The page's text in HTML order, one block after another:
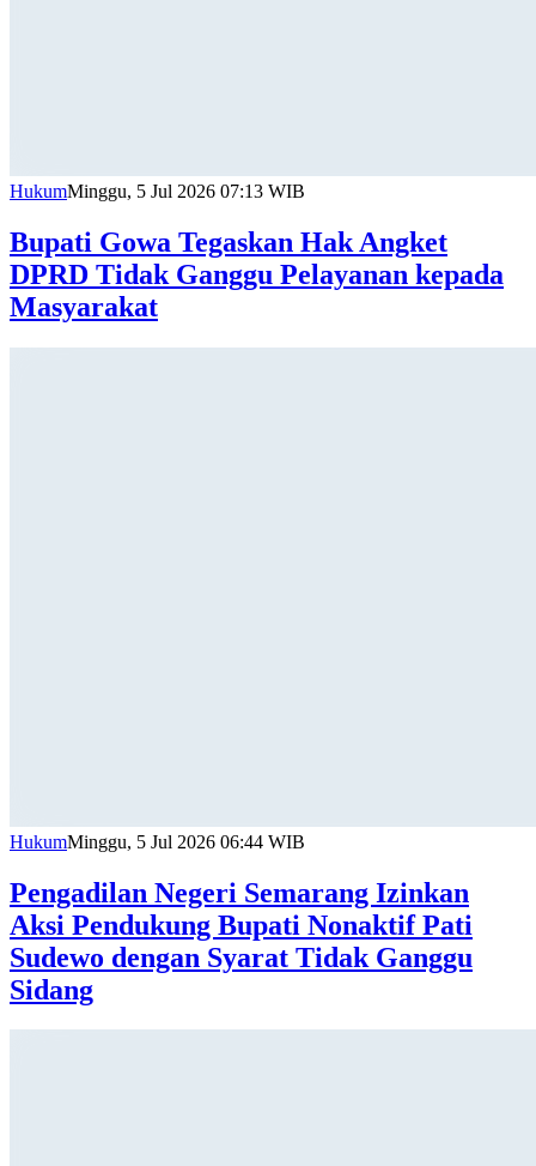
HukumMinggu, 5 Jul 2026 07:13 WIB
Bupati Gowa Tegaskan Hak Angket
DPRD Tidak Ganggu Pelayanan kepada
Masyarakat
HukumMinggu, 5 Jul 2026 06:44 WIB
Pengadilan Negeri Semarang Izinkan
Aksi Pendukung Bupati Nonaktif Pati
Sudewo dengan Syarat Tidak Ganggu
Sidang